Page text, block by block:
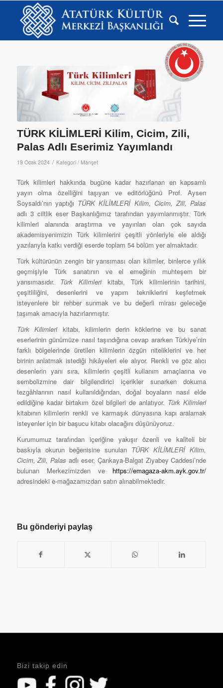
TÜRK KİLİMLERİ Kilim, Cicim, Zili,
Palas Adlı Eserimiz Yayımlandı
19 Ocak 2024 / Kategori / Manşet
Türk kilimleri hakkında bugüne kadar hazırlanan en kapsamlı
yayın olma özelliğini taşıyan ve editörlüğünü Prof. Aysen
Soysaldı’nın yaptığı TÜRK KİLİMLERİ Kilim, Cicim, Zili, Palas
adlı 3 ciltlik eser Başkanlığımız tarafından yayımlanmıştır. Türk
kilimleri alanında araştırma ve yayınları olan çok sayıda
akademisyenimizin Türk kilimlerini çeşitli yönleriyle ele aldığı
yazılarıyla katkı verdiği eserde toplam 54 bölüm yer almaktadır.
Türk kültürünün zengin bir yansıması olan kilimler, binlerce yıllık
geçmişiyle Türk sanatının ve el emeğinin muhteşem bir
yansımasıdır. Türk Kilimlerikitabı, Türk kilimlerinin tarihini,
çeşitliliğini, desenlerini ve yapım tekniklerini keşfetmek
isteyenlere bir rehber sunmak ve bu değerli mirası geleceğe
taşımak amacıyla hazırlanmıştır.
Türk Kilimleri kitabı, kilimlerin derin köklerine ve bu sanat
eserlerinin günümüze nasıl taşındığına cevap ararken Türkiye’nin
farklı bölgelerinde üretilen kilimlerin özgün niteliklerini ve her
birinin anlatmak istediği hikâyeleri ele alıyor. Renkli ve göz alıcı
desenlerin yanı sıra, kilimlerin çeşitli kullanım amaçlarına ve
sembolizmine dair bilgilendirici içerikler sunarken dokuma
tezgâhlarının nasıl kullanıldığından, doğal boyaların nasıl elde
edildiğine kadar birtakım özel bilgileri de anlatıyor. Türk Kilimleri
kitabının kilimlerin renkli ve karmaşık dünyasına kapı aralamak
isteyenler için bir başucu kitabı olacağını düşünüyoruz.
Kurumumuz tarafından içeriğine yakışır özenli ve kaliteli bir
baskıyla okurun beğenisine sunulan TÜRK KİLİMLERİ Kilim,
Cicim, Zili, Palasadlı eser, Çankaya-Balgat Ziyabey Caddesi’nde
bulunan Merkezimizden ve https://emagaza-akm.ayk.gov.tr/
adresindeki e-mağazamızdan satın alınabilmektedir.
Bu gönderiyi paylaş
Bizi takip edin